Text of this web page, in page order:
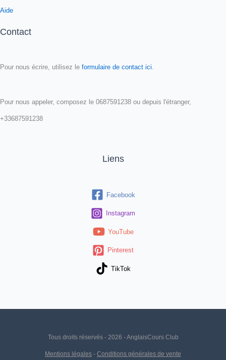
Aide
Contact
Pour nous écrire, utilisez le formulaire de contact ici
Pour nous appeler, composez le 0687591238 ou depuis l'étranger,
+33687591238
Liens
Facebook
Instagram
YouTube
Pinterest
TikTok
Tous droits réservés - 2026 - AnglaisCours Club
Mentions légales - Conditions générales de vente